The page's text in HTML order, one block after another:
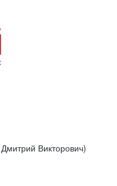
Викторович)